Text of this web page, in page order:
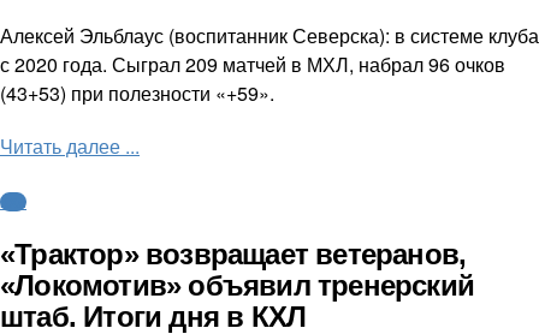
Алексей Эльблаус (воспитанник Северска): в системе клуба
с 2020 года. Сыграл 209 матчей в МХЛ, набрал 96 очков
(43+53) при полезности «+59».
Читать далее ...
КХЛ
«Трактор» возвращает ветеранов,
«Локомотив» объявил тренерский
штаб. Итоги дня в КХЛ